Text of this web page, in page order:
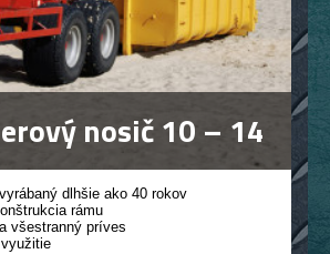
nosič 10 – 14
dlhšie ako 40 rokov
rámu
všestranný príves